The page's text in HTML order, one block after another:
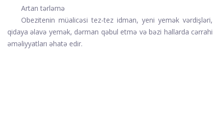
Artan tərləmə
Obezitenin müalicəsi tez-tez idman, yeni yemək vərdişləri,
qidaya əlavə yemək, dərman qəbul etmə və bəzi hallarda cərrahi
əməliyyatları əhatə edir.